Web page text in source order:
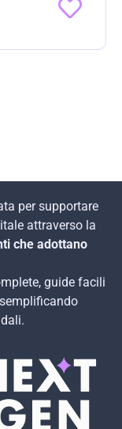
per supportare
attraverso la
che adottano
guide facili